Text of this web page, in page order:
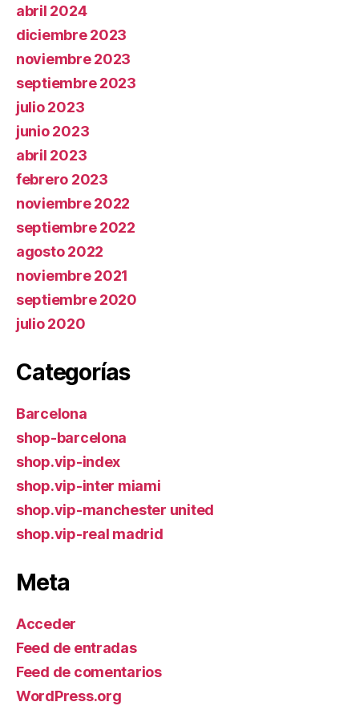
abril 2024
diciembre 2023
noviembre 2023
septiembre 2023
julio 2023
junio 2023
abril 2023
febrero 2023
noviembre 2022
septiembre 2022
agosto 2022
noviembre 2021
septiembre 2020
julio 2020
Categorías
Barcelona
shop-barcelona
shop.vip-index
shop.vip-inter miami
shop.vip-manchester united
shop.vip-real madrid
Meta
Acceder
Feed de entradas
Feed de comentarios
WordPress.org